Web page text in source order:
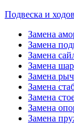
Подвеска и
Замена
Замена
Замена
Замена
Замена
Замена
Замена
Замена
Замена